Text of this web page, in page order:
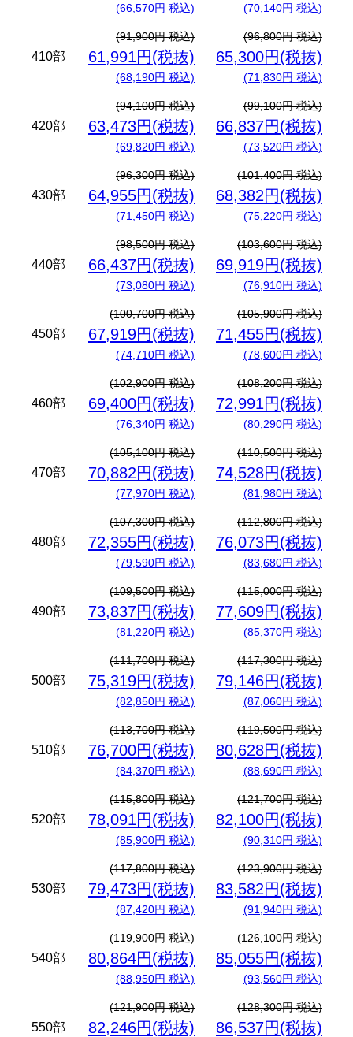
(66,570円 税込) (70,140円 税込)
410部
(91,900円 税込)
61,991円(税抜)
(68,190円 税込)
(96,800円 税込)
65,300円(税抜)
(71,830円 税込)
420部
(94,100円 税込)
63,473円(税抜)
(69,820円 税込)
(99,100円 税込)
66,837円(税抜)
(73,520円 税込)
430部
(96,300円 税込)
64,955円(税抜)
(71,450円 税込)
(101,400円 税込)
68,382円(税抜)
(75,220円 税込)
440部
(98,500円 税込)
66,437円(税抜)
(73,080円 税込)
(103,600円 税込)
69,919円(税抜)
(76,910円 税込)
450部
(100,700円 税込)
67,919円(税抜)
(74,710円 税込)
(105,900円 税込)
71,455円(税抜)
(78,600円 税込)
460部
(102,900円 税込)
69,400円(税抜)
(76,340円 税込)
(108,200円 税込)
72,991円(税抜)
(80,290円 税込)
470部
(105,100円 税込)
70,882円(税抜)
(77,970円 税込)
(110,500円 税込)
74,528円(税抜)
(81,980円 税込)
480部
(107,300円 税込)
72,355円(税抜)
(79,590円 税込)
(112,800円 税込)
76,073円(税抜)
(83,680円 税込)
490部
(109,500円 税込)
73,837円(税抜)
(81,220円 税込)
(115,000円 税込)
77,609円(税抜)
(85,370円 税込)
500部
(111,700円 税込)
75,319円(税抜)
(82,850円 税込)
(117,300円 税込)
79,146円(税抜)
(87,060円 税込)
510部
(113,700円 税込)
76,700円(税抜)
(84,370円 税込)
(119,500円 税込)
80,628円(税抜)
(88,690円 税込)
520部
(115,800円 税込)
78,091円(税抜)
(85,900円 税込)
(121,700円 税込)
82,100円(税抜)
(90,310円 税込)
530部
(117,800円 税込)
79,473円(税抜)
(87,420円 税込)
(123,900円 税込)
83,582円(税抜)
(91,940円 税込)
540部
(119,900円 税込)
80,864円(税抜)
(88,950円 税込)
(126,100円 税込)
85,055円(税抜)
(93,560円 税込)
550部
(121,900円 税込)
82,246円(税抜)
(128,300円 税込)
86,537円(税抜)